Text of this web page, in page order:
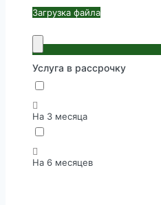
Загрузка файла
Услуга в рассрочку
На 3 месяца
На 6 месяцев